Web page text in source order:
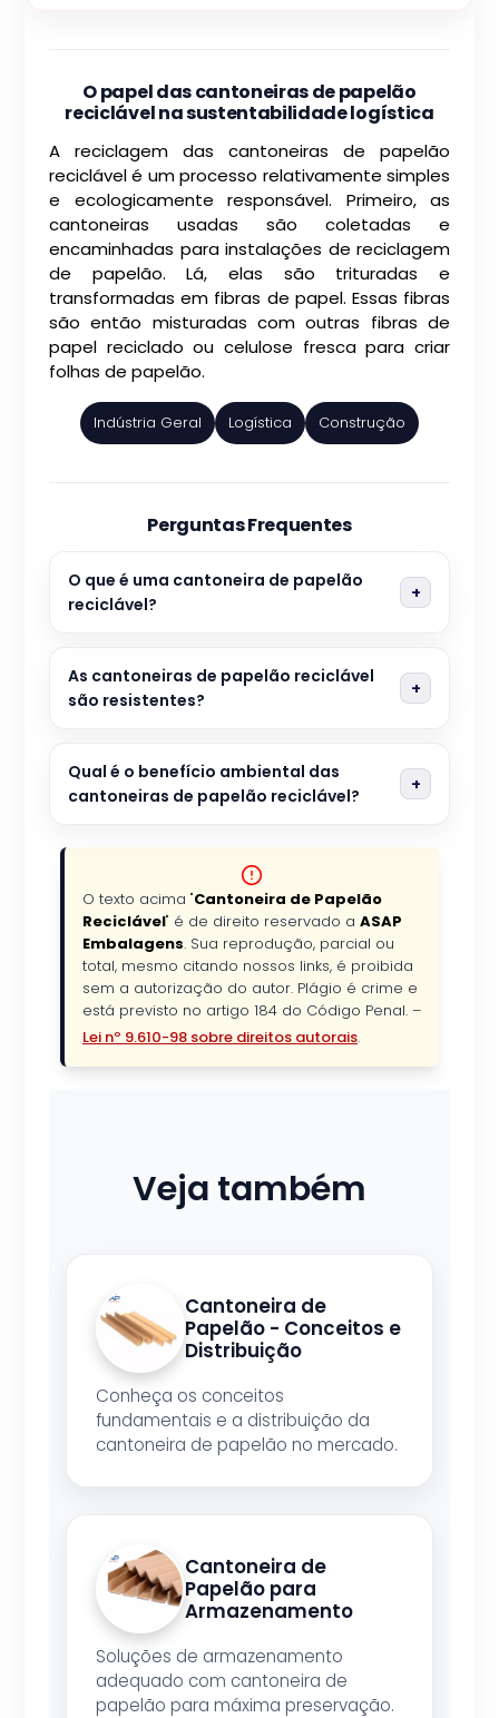
O papel das cantoneiras de papelão
reciclável na sustentabilidade logística
A reciclagem das cantoneiras de papelão
reciclável é um processo relativamente simples
e ecologicamente responsável. Primeiro, as
cantoneiras usadas são coletadas e
encaminhadas para instalações de reciclagem
de papelão. Lá, elas são trituradas e
transformadas em fibras de papel. Essas fibras
são então misturadas com outras fibras de
papel reciclado ou celulose fresca para criar
folhas de papelão.
Indústria Geral Logística Construção
Perguntas Frequentes
O que é uma cantoneira de papelão
reciclável?
As cantoneiras de papelão reciclável
são resistentes?
Qual é o benefício ambiental das
cantoneiras de papelão reciclável?
O texto acima "Cantoneira de Papelão
Reciclável" é de direito reservado a ASAP
Embalagens. Sua reprodução, parcial ou
total, mesmo citando nossos links, é proibida
sem a autorização do autor. Plágio é crime e
está previsto no artigo 184 do Código Penal. –
Lei nº 9.610-98 sobre direitos autorais.
Veja também
Cantoneira de
Papelão - Conceitos e
Distribuição
Conheça os conceitos
fundamentais e a distribuição da
cantoneira de papelão no mercado.
Cantoneira de
Papelão para
Armazenamento
Soluções de armazenamento
adequado com cantoneira de
papelão para máxima preservação.